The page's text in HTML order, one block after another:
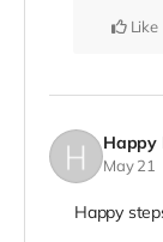
Like
Happy
May 21
Happy